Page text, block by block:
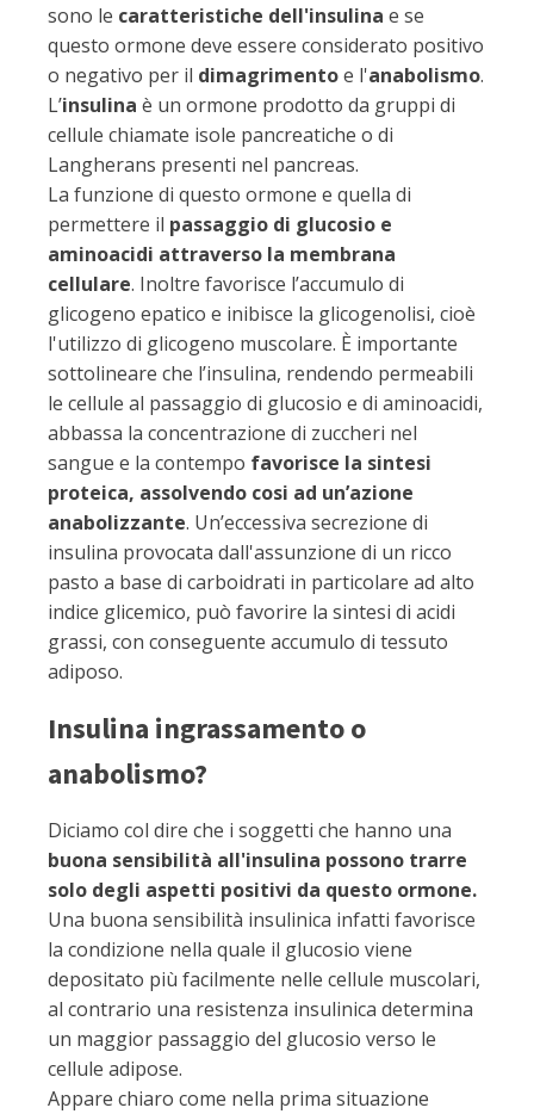
sono le caratteristiche dell'insulina e se
questo ormone deve essere considerato positivo
o negativo per il dimagrimentoe l'anabolismo.
L’insulina è un ormone prodotto da gruppi di
cellule chiamate isole pancreatiche o di
Langherans presenti nel pancreas.
La funzione di questo ormone e quella di
permettere il passaggio di glucosio e
aminoacidi attraverso la membrana
cellulare. Inoltre favorisce l’accumulo di
glicogeno epatico e inibisce la glicogenolisi, cioè
l'utilizzo di glicogeno muscolare. È importante
sottolineare che l’insulina, rendendo permeabili
le cellule al passaggio di glucosio e di aminoacidi,
abbassa la concentrazione di zuccheri nel
sangue e la contempo favorisce la sintesi
proteica, assolvendo cosi ad un’azione
anabolizzante. Un’eccessiva secrezione di
insulina provocata dall'assunzione di un ricco
pasto a base di carboidrati in particolare ad alto
indice glicemico, può favorire la sintesi di acidi
grassi, con conseguente accumulo di tessuto
adiposo.
Insulina ingrassamento o
anabolismo?
Diciamo col dire che i soggetti che hanno una
buona sensibilità all'insulina possono trarre
solo degli aspetti positivi da questo ormone.
Una buona sensibilità insulinica infatti favorisce
la condizione nella quale il glucosio viene
depositato più facilmente nelle cellule muscolari,
al contrario una resistenza insulinica determina
un maggior passaggio del glucosio verso le
cellule adipose.
Appare chiaro come nella prima situazione